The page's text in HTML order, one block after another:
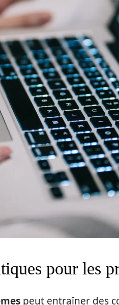
pour les
peut entraîner des